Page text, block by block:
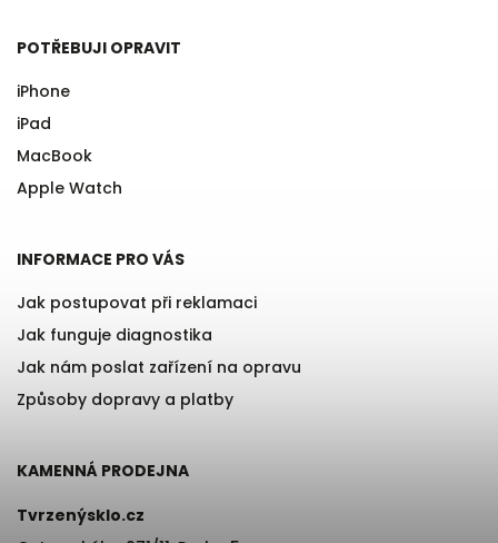
POTŘEBUJI OPRAVIT
iPhone
iPad
MacBook
Apple Watch
INFORMACE PRO VÁS
Jak postupovat při reklamaci
Jak funguje diagnostika
Jak nám poslat zařízení na opravu
Způsoby dopravy a platby
KAMENNÁ PRODEJNA
Tvrzenýsklo.cz